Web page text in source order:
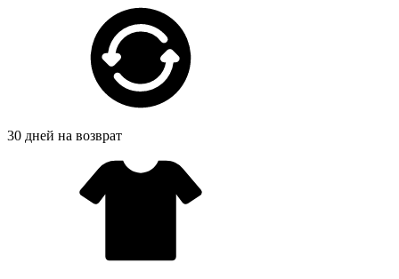
30 дней на возврат